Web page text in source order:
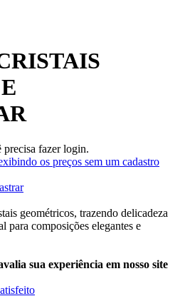
precisa fazer login.
os preços sem um cadastro
geométricos, trazendo delicadeza
para composições elegantes e
sua experiência em nosso site